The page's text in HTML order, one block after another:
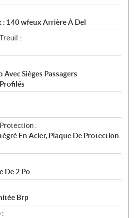
: 140 wfeux Arrière À Del
:
Sièges Passagers
:
En Acier, Plaque De Protection
De 2 Po
Brp
: